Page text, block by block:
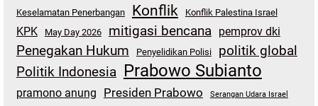
Keselamatan Penerbangan
Konflik Konflik Palestina Israel
KPK May Day 2026 mitigasi bencana pemprov dki
Penegakan Hukum Penyelidikan Polisi
politik global
Politik Indonesia Prabowo Subianto
pramono anung Presiden Prabowo Serangan Udara Israel